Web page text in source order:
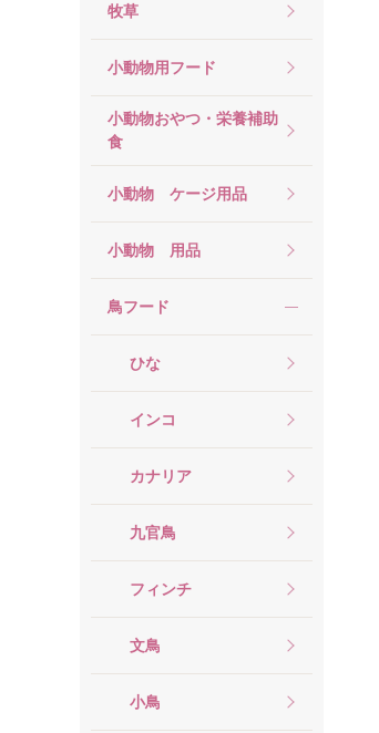
牧草
小動物用フード
小動物おやつ・栄養補助
食
小動物 ケージ用品
小動物 用品
鳥フード
ひな
インコ
カナリア
九官鳥
フィンチ
文鳥
小鳥